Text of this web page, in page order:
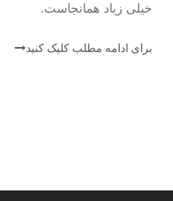
خیلی زیاد همانجاست.
برای ادامه مطلب کلیک کنید